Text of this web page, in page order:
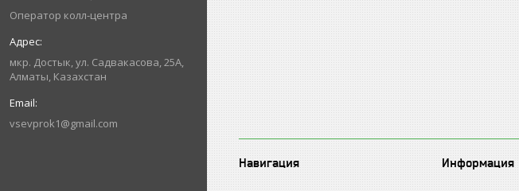
Оператор колл-центра
мкр. Достык, ул. Садвакасова, 25А,
Алматы, Казахстан
vsevprok1@gmail.com
Навигация Информация